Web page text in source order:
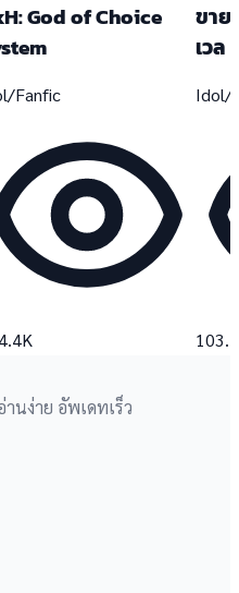
God of Choice
Fanfic
ขาย
เวล
Idol/
นง่าย อัพเดทเร็ว